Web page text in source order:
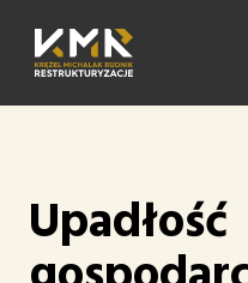
Upadłość